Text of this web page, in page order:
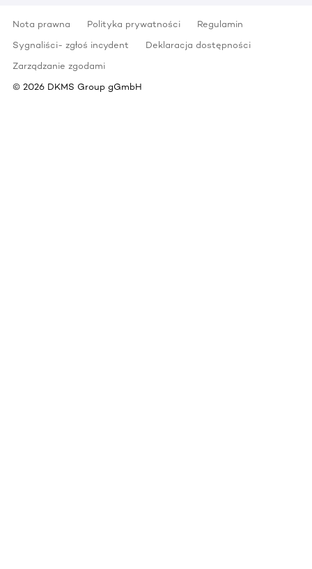
Nota prawna Polityka prywatności
Regulamin
Sygnaliści- zgłoś incydent
Deklaracja dostępności
Zarządzanie zgodami
© 2026 DKMS Group gGmbH